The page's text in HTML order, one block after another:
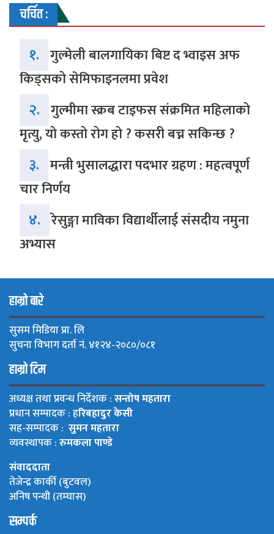
चर्चित :
१. गुल्मेली बालगायिका बिष्ट द भ्वाइस अफ
किड्सको सेमिफाइनलमा प्रवेश
२. गुल्मीमा स्क्रब टाइफस संक्रमित महिलाको
मृत्यु, यो कस्तो रोग हो ? कसरी बच्न सकिन्छ ?
३. मन्त्री भुसालद्धारा पदभार ग्रहण : महत्वपूर्ण
चार निर्णय
४. रेसुङ्गा माविका विद्यार्थीलाई संसदीय नमुना
अभ्यास
हाम्रो बारे
सुसम मिडिया प्रा. लि
सुचना विभाग दर्ता नं. ४१२४-२०८०/०८१
हाम्रो टिम
अध्यक्ष तथा प्रवन्ध निर्देशक :सन्तोष महतारा
प्रधान सम्पादक : हरिबहादुर केसी
सह-सम्पादक : सुमन महतारा
व्यवस्थापक :रुमकला पाण्डे
संवाददाता
तेजेन्द्र कार्की (बुटवल)
अनिष पन्थी (तम्घास)
सम्पर्क